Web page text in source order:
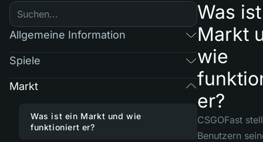
Allgemeine Information
Spiele
Markt
Was ist ein Markt und wie
funktioniert er?
Was
Markt
wie
er?
CSGOFast
Benutzern